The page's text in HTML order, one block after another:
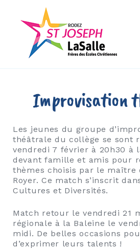
contentEnsemble
La Salle Rodez
Improvisation
Les jeunes du groupe
théâtrale du collège se sont
vendredi 7 février à 20h30 à
devant famille et amis pour
thèmes choisis par le maître
Royer. Ce match s’inscrit
Cultures et Diversités.
Match retour le vendredi 21
régionale à la Baleine le
midi. De belles occasions
d’exprimer leurs talents !